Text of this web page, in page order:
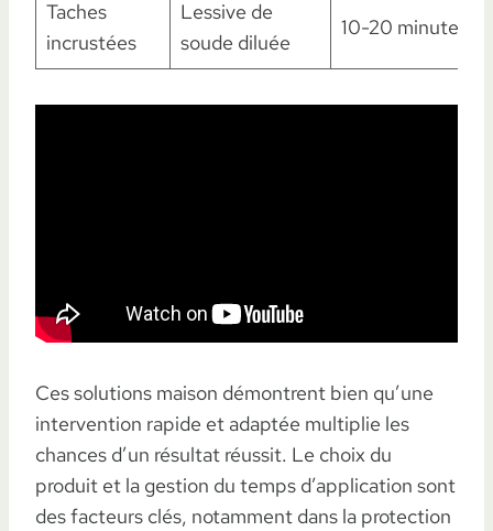
Taches
incrustées
Lessive de
soude diluée
10-20 minutes
Ces solutions maison démontrent bien qu’une
intervention rapide et adaptée multiplie les
chances d’un résultat réussit. Le choix du
produit et la gestion du temps d’application sont
des facteurs clés, notamment dans la protection